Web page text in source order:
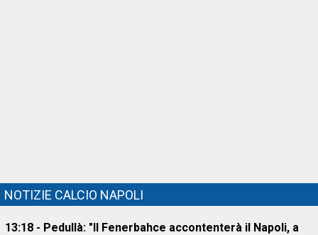
NOTIZIE CALCIO NAPOLI
13:18 - Pedullà: "Il Fenerbahce accontenterà il Napoli, a